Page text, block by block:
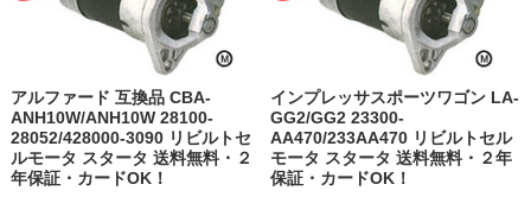
アルファード 互換品 CBA-
ANH10W/ANH10W 28100-
28052/428000-3090 リビルトセ
ルモータ スタータ 送料無料・２
年保証・カードOK！
インプレッサスポーツワゴン LA-
GG2/GG2 23300-
AA470/233AA470 リビルトセル
モータ スタータ 送料無料・２年
保証・カードOK！